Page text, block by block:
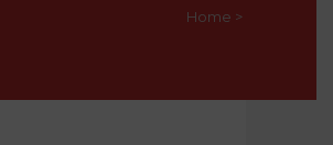
Home >